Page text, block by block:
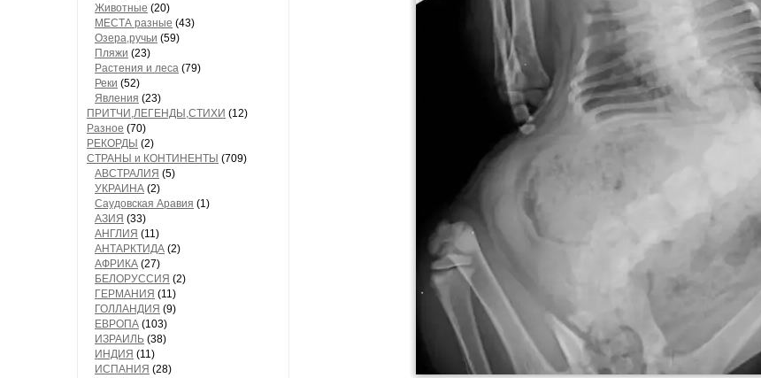
Животные (20)
МЕСТА разные (43)
Озера,ручьи (59)
Пляжи (23)
Растения и леса (79)
Реки (52)
Явления (23)
ПРИТЧИ,ЛЕГЕНДЫ,СТИХИ (12)
Разное (70)
РЕКОРДЫ (2)
СТРАНЫ и КОНТИНЕНТЫ (709)
АВСТРАЛИЯ (5)
УКРАИНА (2)
Саудовская Аравия (1)
АЗИЯ (33)
АНГЛИЯ (11)
АНТАРКТИДА (2)
АФРИКА (27)
БЕЛОРУССИЯ (2)
ГЕРМАНИЯ (11)
ГОЛЛАНДИЯ (9)
ЕВРОПА (103)
ИЗРАИЛЬ (38)
ИНДИЯ (11)
ИСПАНИЯ (28)